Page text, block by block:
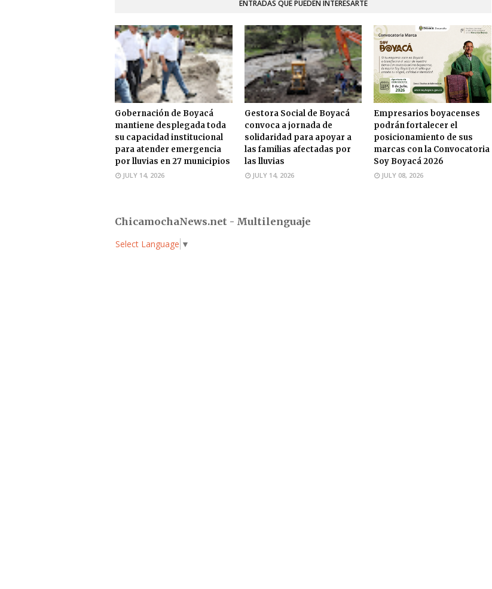
ENTRADAS QUE PUEDEN INTERESARTE
Gobernación de Boyacá
mantiene desplegada toda
su capacidad institucional
para atender emergencia
por lluvias en 27 municipios
JULY 14, 2026
Gestora Social de Boyacá
convoca a jornada de
solidaridad para apoyar a
las familias afectadas por
las lluvias
JULY 14, 2026
Empresarios boyacenses
podrán fortalecer el
posicionamiento de sus
marcas con la Convocatoria
Soy Boyacá 2026
JULY 08, 2026
ChicamochaNews.net - Multilenguaje
Select Language ▼